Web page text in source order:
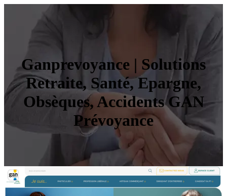
Ganprevo­yan­ce | Solutions
Retraite, Santé, Epargne,
Obsèques, Accidents GAN
Prévoyance